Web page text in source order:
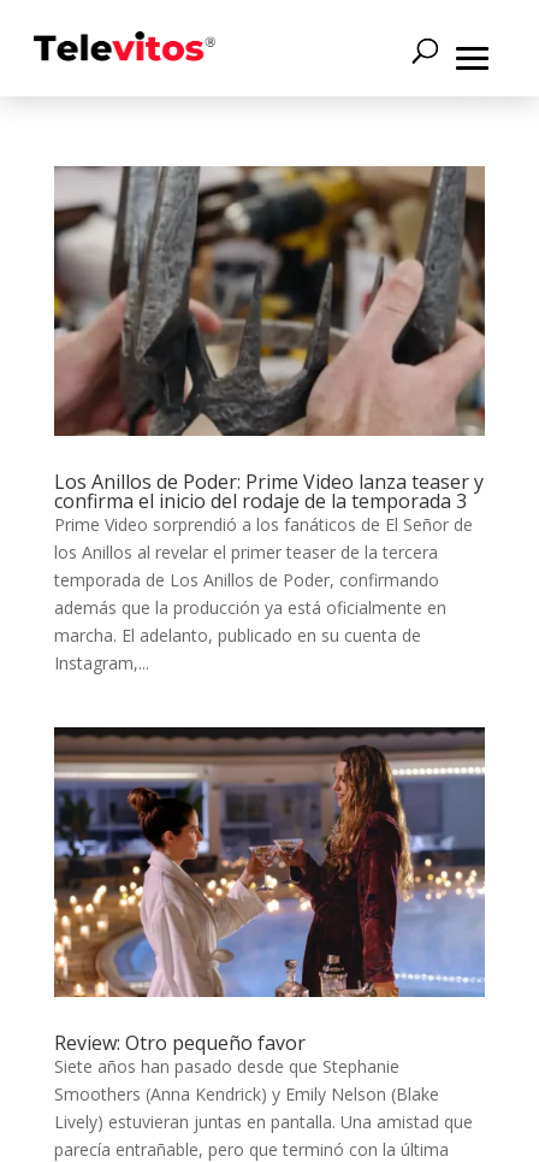
Los Anillos de Poder: Prime Video lanza teaser y
confirma el inicio del rodaje de la temporada 3
Prime Video sorprendió a los fanáticos de El Señor de
los Anillos al revelar el primer teaser de la tercera
temporada de Los Anillos de Poder, confirmando
además que la producción ya está oficialmente en
marcha. El adelanto, publicado en su cuenta de
Instagram,...
Review: Otro pequeño favor
Siete años han pasado desde que Stephanie
Smoothers (Anna Kendrick) y Emily Nelson (Blake
Lively) estuvieran juntas en pantalla. Una amistad que
parecía entrañable, pero que terminó con la última